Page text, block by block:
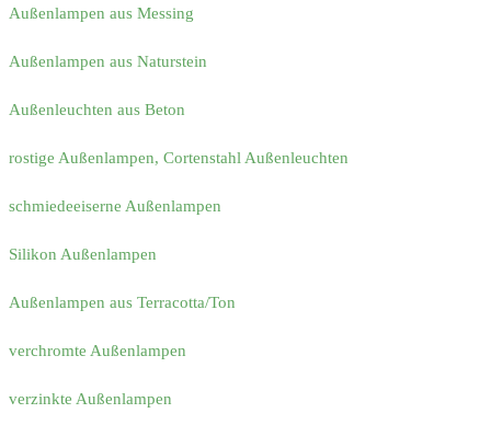
Außenlampen aus Messing
Außenlampen aus Naturstein
Außenleuchten aus Beton
rostige Außenlampen, Cortenstahl Außenleuchten
schmiedeeiserne Außenlampen
Silikon Außenlampen
Außenlampen aus Terracotta/Ton
verchromte Außenlampen
verzinkte Außenlampen